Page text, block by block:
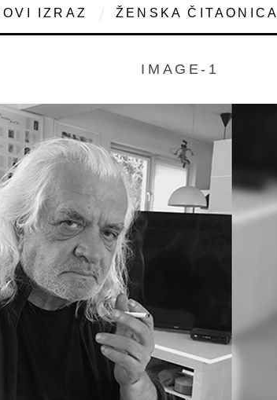
IZRAZ ŽENSKA ČITAONICA
IMAGE-1